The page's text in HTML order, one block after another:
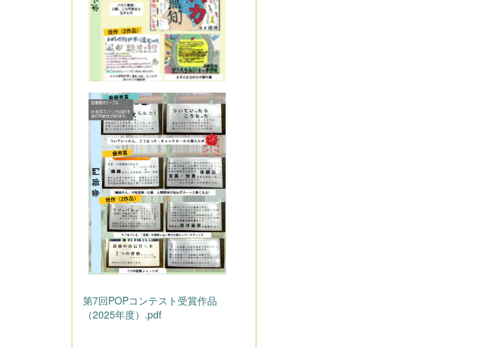
第7回POPコンテスト受賞作品
（2025年度）.pdf